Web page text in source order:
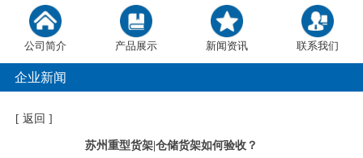
公司简介 产品展示 新闻资讯 联系我们
企业新闻
[ 返回 ]
苏州重型货架|仓储货架如何验收？